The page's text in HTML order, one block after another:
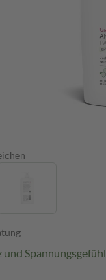
und Spannungsgefühl